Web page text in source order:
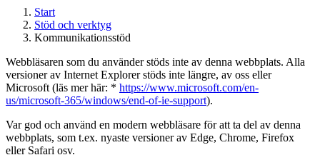
Start
Stöd och verktyg
Kommunikationsstöd
Webbläsaren som du använder stöds inte av denna webbplats. Alla
versioner av Internet Explorer stöds inte längre, av oss eller
Microsoft (läs mer här: * https://www.microsoft.com/en-
us/microsoft-365/windows/end-of-ie-support).
Var god och använd en modern webbläsare för att ta del av denna
webbplats, som t.ex. nyaste versioner av Edge, Chrome, Firefox
eller Safari osv.